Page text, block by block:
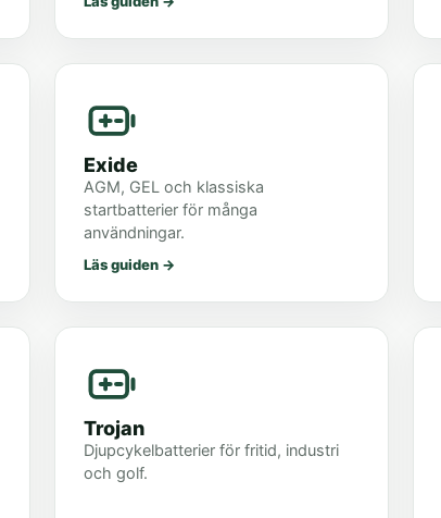
Exide
AGM, GEL och klassiska
startbatterier för många
användningar.
Läs guiden →
Trojan
Djupcykelbatterier för fritid, industri
och golf.